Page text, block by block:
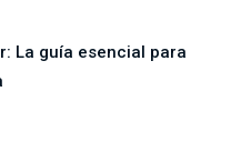
La guía esencial para